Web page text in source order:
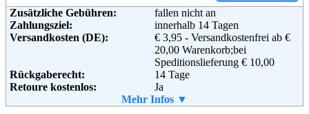
Zusätzliche Gebühren:
fallen nicht an
Zahlungsziel:
innerhalb 14 Tagen
Versandkosten (DE):
€ 3,95 - Versandkostenfrei ab €
20,00 Warenkorb;bei
Speditionslieferung € 10,00
Rückgaberecht:
14 Tage
Retoure kostenlos:
Ja
im Paket enthalten
Mehr Infos ▼